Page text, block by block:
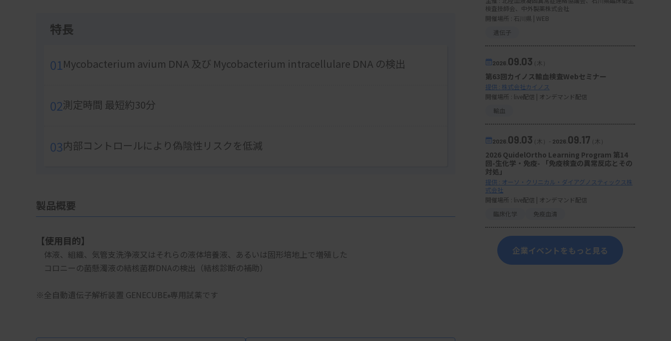
特長
01Mycobacterium avium DNA 及び Mycobacterium intracellulare DNA の検出
02測定時間 最短約30分
03内部コントロールにより偽陰性リスクを低減
製品概要
【使用目的】
体液、組織、気管支洗浄液又はそれらの液体培養液、あるいは固形培地上で増殖した
コロニーの菌懸濁液の結核菌群DNAの検出（結核診断の補助）
※全自動遺伝子解析装置 GENECUBE®専用試薬です
検査技師会、中外製薬株式会社
開催場所 : 石川県 | WEB
遺伝子
2026. 09.03（木）
第63回カイノス輸血検査Webセミナー
提供 : 株式会社カイノス
開催場所 : live配信 | オンデマンド配信
輸血
2026. 09.03（木） - 2026. 09.17（木）
2026 QuidelOrtho Learning Program 第14
回-生化学・免疫- 「免疫検査の異常反応とその
対処」
提供 : オーソ・クリニカル・ダイアグノスティックス株
式会社
開催場所 : live配信 | オンデマンド配信
臨床化学
免疫血清
企業イベントをもっと見る